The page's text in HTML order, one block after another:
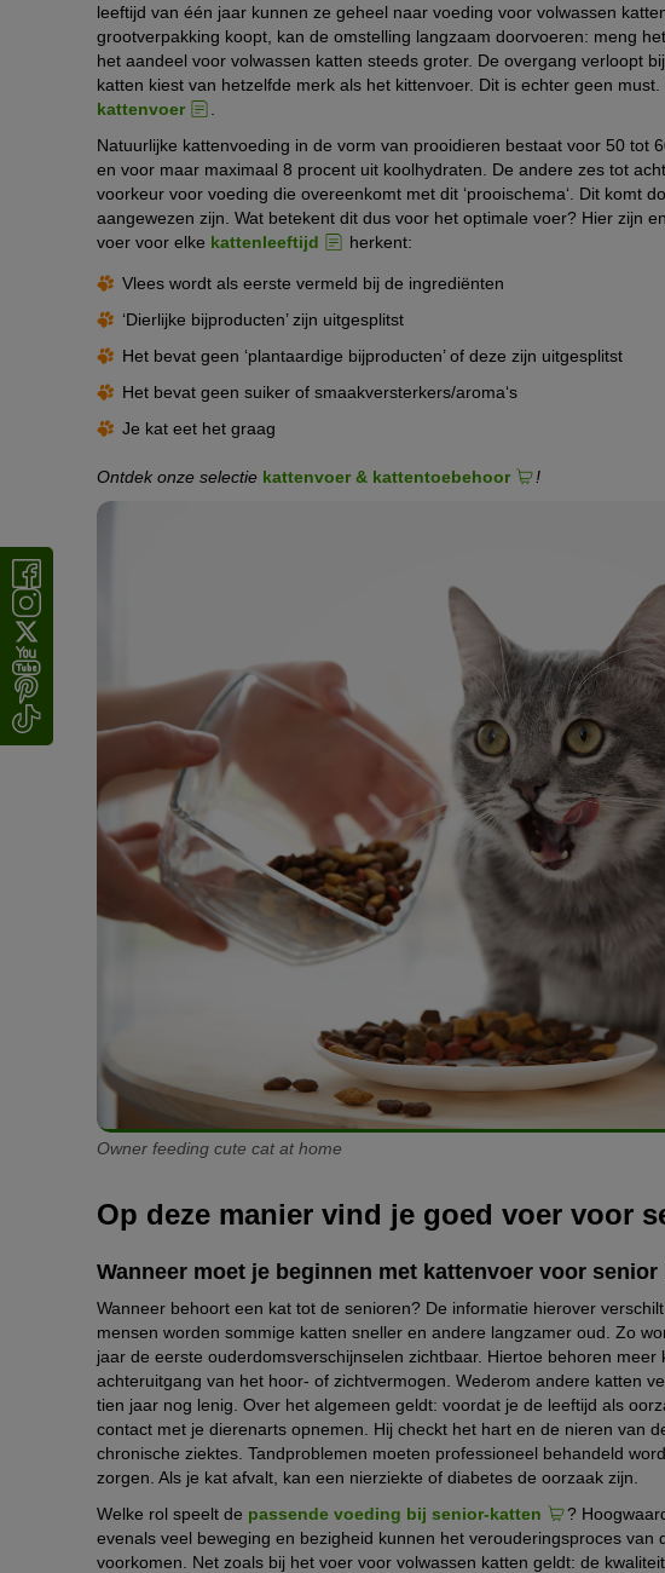
leeftijd van één jaar kunnen ze geheel naar voeding voor volwassen
grootverpakking koopt, kan de omstelling langzaam doorvoeren: meng
het aandeel voor volwassen katten steeds groter. De overgang verloopt
katten kiest van hetzelfde merk als het kittenvoer. Dit is echter geen
kattenvoer
Natuurlijke kattenvoeding in de vorm van prooidieren bestaat voor 50 tot
en voor maar maximaal 8 procent uit koolhydraten. De andere zes tot
voorkeur voor voeding die overeenkomt met dit ‘prooischema‘. Dit komt
aangewezen zijn. Wat betekent dit dus voor het optimale voer? Hier zijn
voer voor elke kattenleeftijd herkent:
Vlees wordt als eerste vermeld bij de ingrediënten
‘Dierlijke bijproducten’ zijn uitgesplitst
Het bevat geen ‘plantaardige bijproducten’ of deze zijn uitgesplitst
Het bevat geen suiker of smaakversterkers/aroma‘s
Je kat eet het graag
Ontdek onze selectie kattenvoer & kattentoebehoor !
Owner feeding cute cat at home
Op deze manier vind je goed voer voor
Wanneer moet je beginnen met kattenvoer voor senior
Wanneer behoort een kat tot de senioren? De informatie hierover
mensen worden sommige katten sneller en andere langzamer oud. Zo
jaar de eerste ouderdomsverschijnselen zichtbaar. Hiertoe behoren meer
achteruitgang van het hoor- of zichtvermogen. Wederom andere katten
tien jaar nog lenig. Over het algemeen geldt: voordat je de leeftijd als
contact met je dierenarts opnemen. Hij checkt het hart en de nieren van
chronische ziektes. Tandproblemen moeten professioneel behandeld
zorgen. Als je kat afvalt, kan een nierziekte of diabetes de oorzaak zijn.
Welke rol speelt de passende voeding bij senior-katten
?
evenals veel beweging en bezigheid kunnen het verouderingsproces van
voorkomen. Net zoals bij het voer voor volwassen katten geldt: de